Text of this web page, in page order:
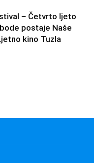
– Četvrto ljeto
postaje Naše
kino Tuzla